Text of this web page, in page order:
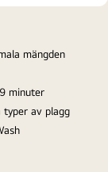
mängden
minuter
typer av plagg